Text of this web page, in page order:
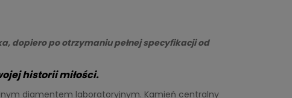
dopiero po otrzymaniu pełnej specyfikacji od
historii miłości.
diamentem laboratoryjnym. Kamień centralny